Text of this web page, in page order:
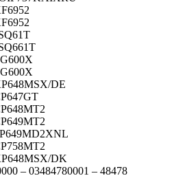
DE
DK
– 03484780001 – 48478